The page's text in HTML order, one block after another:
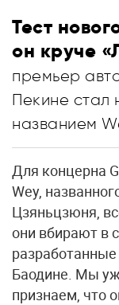
Тест
он круче
премьер
Пекине стал
названием
Для концерна
Wey,
Цзяньцзюня,
они вбирают в
Баодине. Мы
признаем, что